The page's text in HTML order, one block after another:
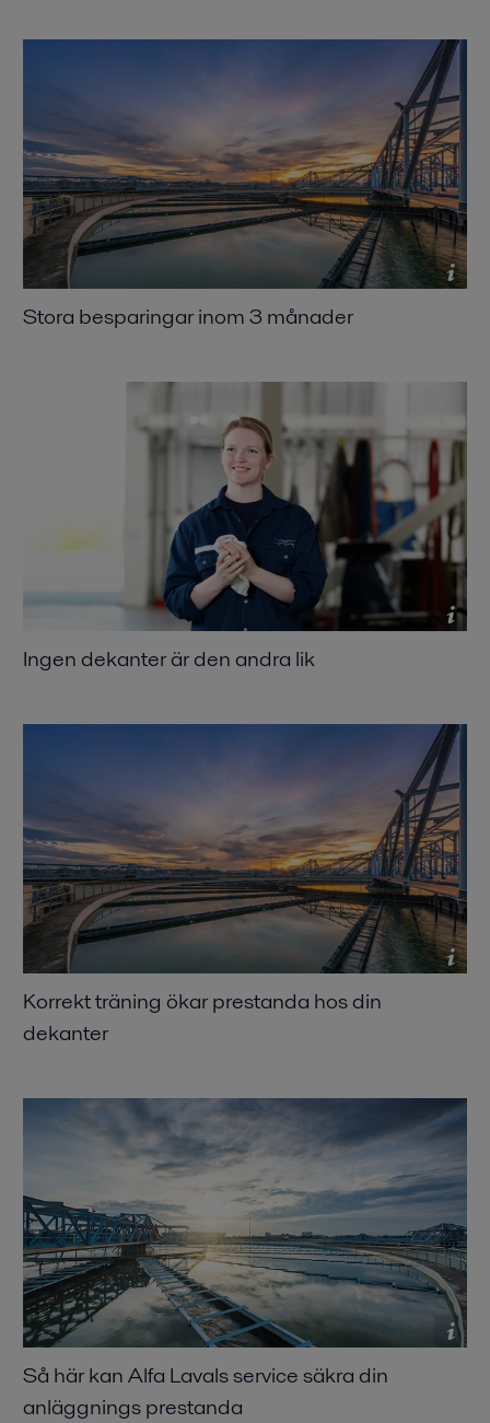
Stora besparingar inom 3 månader
Ingen dekanter är den andra lik
Korrekt träning ökar prestanda hos din
dekanter
Så här kan Alfa Lavals service säkra din
anläggnings prestanda